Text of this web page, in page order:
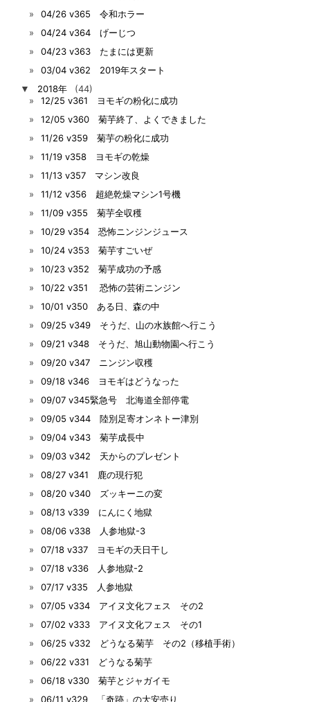
04/26 v365 令和ホラー
04/24 v364 げーじつ
04/23 v363 たまには更新
03/04 v362 2019年スタート
▼
2018年
(44)
12/25 v361 ヨモギの粉化に成功
12/05 v360 菊芋終了、よくできました
11/26 v359 菊芋の粉化に成功
11/19 v358 ヨモギの乾燥
11/13 v357 マシン改良
11/12 v356 超絶乾燥マシン1号機
11/09 v355 菊芋全収穫
10/29 v354 恐怖ニンジンジュース
10/24 v353 菊芋すごいぜ
10/23 v352 菊芋成功の予感
10/22 v351 恐怖の芸術ニンジン
10/01 v350 ある日、森の中
09/25 v349 そうだ、山の水族館へ行こう
09/21 v348 そうだ、旭山動物園へ行こう
09/20 v347 ニンジン収穫
09/18 v346 ヨモギはどうなった
09/07 v345緊急号 北海道全部停電
09/05 v344 陸別足寄オンネトー津別
09/04 v343 菊芋成長中
09/03 v342 天からのプレゼント
08/27 v341 鹿の現行犯
08/20 v340 ズッキーニの変
08/13 v339 にんにく地獄
08/06 v338 人参地獄-3
07/18 v337 ヨモギの天日干し
07/18 v336 人参地獄-2
07/17 v335 人参地獄
07/05 v334 アイヌ文化フェス その2
07/02 v333 アイヌ文化フェス その1
06/25 v332 どうなる菊芋 その2（移植手術）
06/22 v331 どうなる菊芋
06/18 v330 菊芋とジャガイモ
06/11 v329 「奇跡」の大安売り